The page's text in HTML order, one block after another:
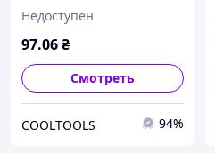
Недоступен
97.06₴
Смотреть
COOLTOOLS 94%